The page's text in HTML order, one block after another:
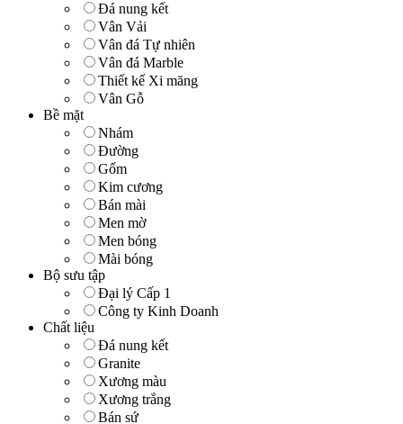
Đá nung kết
Vân Vải
Vân đá Tự nhiên
Vân đá Marble
Thiết kế Xi măng
Vân Gỗ
Bề mặt
Nhám
Đường
Gốm
Kim cương
Bán mài
Men mờ
Men bóng
Mài bóng
Bộ sưu tập
Đại lý Cấp 1
Công ty Kinh Doanh
Chất liệu
Đá nung kết
Granite
Xương màu
Xương trắng
Bán sứ